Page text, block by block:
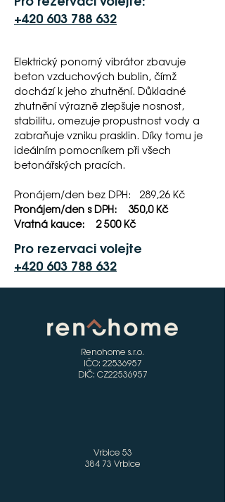
+420 603 788 632
Elektrický ponorný vibrátor zbavuje
beton vzduchových bublin, čímž
dochází k jeho zhutnění. Důkladné
zhutnění výrazně zlepšuje nosnost,
stabilitu, omezuje propustnost vody a
zabraňuje vzniku prasklin. Díky tomu je
ideálním pomocníkem při všech
betonářských pracích.
Pronájem/den bez DPH:   289,26 Kč
Pronájem/den s DPH:    350,0 Kč
Vratná kauce:    2 500 Kč
Pro rezervaci volejte
+420 603 788 632
Renohome s.r.o.
IČO: 22536957
DIČ: CZ22536957
Vrbice 53
384 73 Vrbice